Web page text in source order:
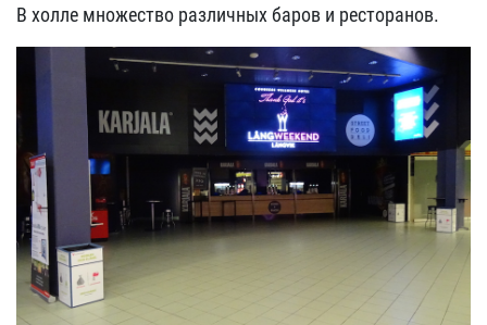
В холле множество различных баров и ресторанов.